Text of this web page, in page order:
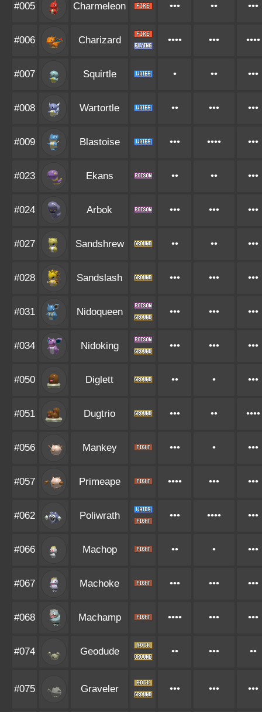
#005 Charmeleon ••• •• •••
#006 Charizard •••• ••• ••••
#007 Squirtle • •• •••
#008 Wartortle •• ••• •••
#009 Blastoise ••• •••• •••
#023 Ekans •• •• •••
#024 Arbok ••• ••• •••
#027 Sandshrew •• •• •••
#028 Sandslash ••• ••• •••
#031 Nidoqueen ••• ••• •••
#034 Nidoking ••• ••• •••
#050 Diglett •• • •••
#051 Dugtrio ••• •• ••••
#056 Mankey ••• • •••
#057 Primeape •••• ••• •••
#062 Poliwrath ••• •••• •••
#066 Machop •• • •••
#067 Machoke ••• ••• •••
#068 Machamp •••• ••• •••
#074 Geodude •• ••• ••
#075 Graveler ••• ••• •••